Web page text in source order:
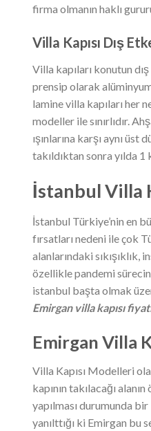
firma olmanın haklı
Villa Kapısı Dış
Villa kapıları konutun
prensip olarak
lamine villa kapıları her
modeller ile sınırlıdır.
ışınlarına karşı aynı
takıldıktan sonra yılda
İstanbul Villa
İstanbul Türkiye’nin en
fırsatları nedeni ile çok
alanlarındaki
özellikle pandemi
istanbul başta olmak
Emirgan villa kapısı
Emirgan Villa
Villa Kapısı Modelleri
kapının takılacağı
yapılması durumunda
yanılttığı ki Emirgan